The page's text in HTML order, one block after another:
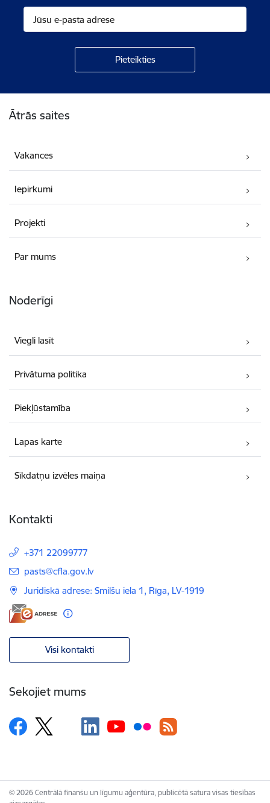
Ātrās saites
Vakances
Iepirkumi
Projekti
Par mums
Noderīgi
Viegli lasīt
Privātuma politika
Piekļūstamība
Lapas karte
Sīkdatņu izvēles maiņa
Kontakti
+371 22099777
E-pasts:
pasts@cfla.gov.lv
Juridiskā adrese: Smilšu iela 1, Rīga, LV-1919
Visi kontakti
Sekojiet mums
© 2026 Centrālā finanšu un līgumu aģentūra, publicētā satura visas tiesības